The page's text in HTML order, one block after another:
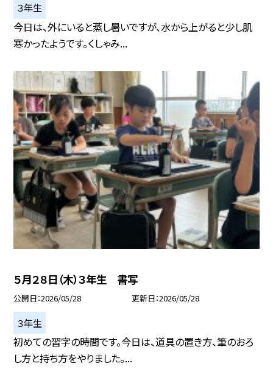
３年生
今日は、外にいると蒸し暑いですが、水から上がると少し肌
寒かったようです。くしゃみ...
５月２８日（木）３年生 書写
公開日 2026/05/28 更新日 2026/05/28
３年生
初めての習字の時間です。今日は、道具の置き方、筆のおろ
し方と持ち方をやりました。...